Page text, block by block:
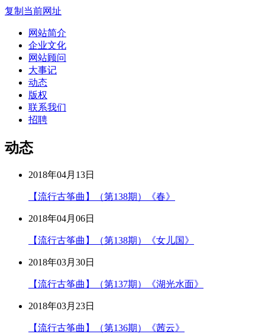
复制当前网址
网站简介
企业文化
网站顾问
大事记
动态
版权
联系我们
招聘
动态
2018年04月13日
【流行古筝曲】（第138期）《春》
2018年04月06日
【流行古筝曲】（第138期）《女儿国》
2018年03月30日
【流行古筝曲】（第137期）《湖光水面》
2018年03月23日
【流行古筝曲】（第136期）《茜云》